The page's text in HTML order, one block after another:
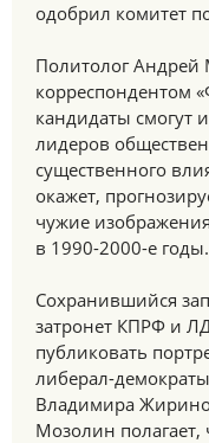
одобрил комитет
Политолог Андрей
корреспондентом
кандидаты смогут
лидеров
существенного
окажет,
чужие
в 1990-2000-е годы.
Сохранившийся
затронет КПРФ и
публиковать
либерал-
Владимира
Мозолин